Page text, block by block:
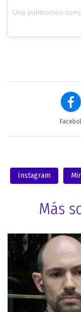
Una publicación
Instagram
Más